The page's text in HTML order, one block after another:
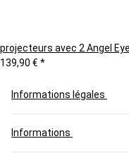
projecteurs avec 2 Angel
139,90 € *
Informations légales
Informations